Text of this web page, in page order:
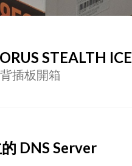
STEALTH ICE
插板開箱
DNS Server